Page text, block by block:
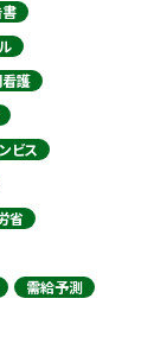
護
ビス
省
需給予測